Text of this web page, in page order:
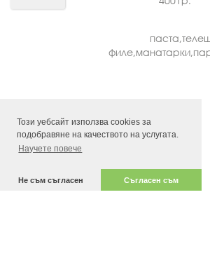
Този уебсайт използва cookies за
подобравяне на качеството на услугата.
Научете повече
Не съм съгласен Съгласен съм